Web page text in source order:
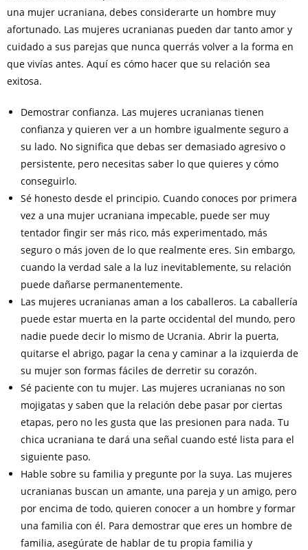
una mujer ucraniana, debes considerarte un hombre muy
afortunado. Las mujeres ucranianas pueden dar tanto amor y
cuidado a sus parejas que nunca querrás volver a la forma en
que vivías antes. Aquí es cómo hacer que su relación sea
exitosa.
Demostrar confianza. Las mujeres ucranianas tienen
confianza y quieren ver a un hombre igualmente seguro a
su lado. No significa que debas ser demasiado agresivo o
persistente, pero necesitas saber lo que quieres y cómo
conseguirlo.
Sé honesto desde el principio. Cuando conoces por primera
vez a una mujer ucraniana impecable, puede ser muy
tentador fingir ser más rico, más experimentado, más
seguro o más joven de lo que realmente eres. Sin embargo,
cuando la verdad sale a la luz inevitablemente, su relación
puede dañarse permanentemente.
Las mujeres ucranianas aman a los caballeros. La caballería
puede estar muerta en la parte occidental del mundo, pero
nadie puede decir lo mismo de Ucrania. Abrir la puerta,
quitarse el abrigo, pagar la cena y caminar a la izquierda de
su mujer son formas fáciles de derretir su corazón.
Sé paciente con tu mujer. Las mujeres ucranianas no son
mojigatas y saben que la relación debe pasar por ciertas
etapas, pero no les gusta que las presionen para nada. Tu
chica ucraniana te dará una señal cuando esté lista para el
siguiente paso.
Hable sobre su familia y pregunte por la suya. Las mujeres
ucranianas buscan un amante, una pareja y un amigo, pero
por encima de todo, quieren conocer a un hombre y formar
una familia con él. Para demostrar que eres un hombre de
familia, asegúrate de hablar de tu propia familia y